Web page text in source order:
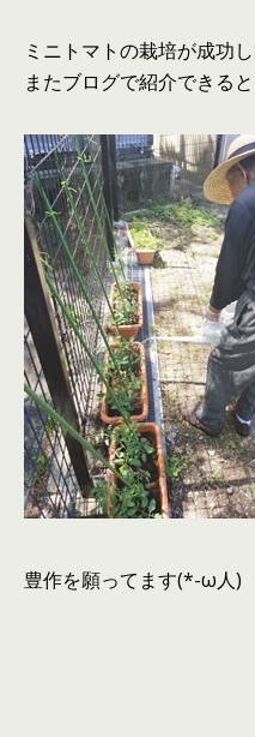
ミニトマトの栽培が成功
またブログで紹介できる
豊作を願ってます(*-ω人)